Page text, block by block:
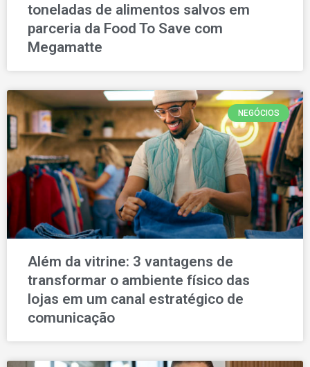
toneladas de alimentos salvos em
parceria da Food To Save com
Megamatte
NEGÓCIOS
Além da vitrine: 3 vantagens de
transformar o ambiente físico das
lojas em um canal estratégico de
comunicação